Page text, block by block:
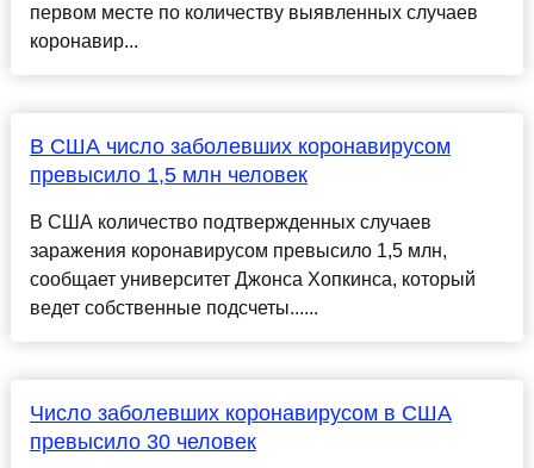
первом месте по количеству выявленных случаев
коронавир...
В США число заболевших коронавирусом
превысило 1,5 млн человек
В США количество подтвержденных случаев
заражения коронавирусом превысило 1,5 млн,
сообщает университет Джонса Хопкинса, который
ведет собственные подсчеты......
Число заболевших коронавирусом в США
превысило 30 человек